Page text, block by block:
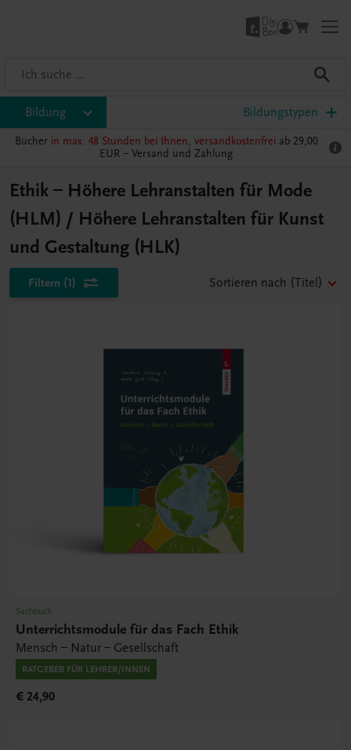
Bildung Bildungstypen
Bücher in max. 48 Stunden bei Ihnen, versandkostenfrei ab 29,00
EUR – Versand und Zahlung
Ethik – Höhere Lehranstalten für Mode
(HLM) / Höhere Lehranstalten für Kunst
und Gestaltung (HLK)
Filtern (1) Sortieren nach (Titel)
Sachbuch
Unterrichtsmodule für das Fach Ethik
Mensch – Natur – Gesellschaft
RATGEBER FÜR LEHRER/INNEN
€ 24,90